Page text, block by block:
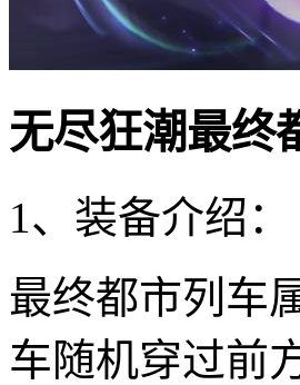
无尽狂潮最终
1、装备介绍：
最终都市列车
车随机穿过前